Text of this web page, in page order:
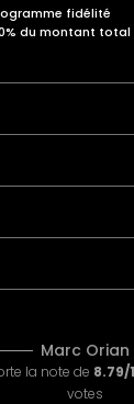
fidélité
du montant
Marc Orian
la note de 8.79/
votes